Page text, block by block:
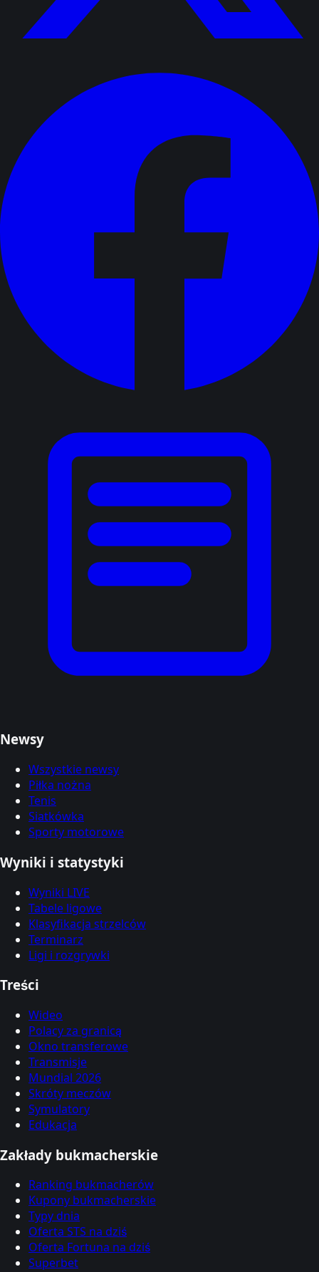
Newsy
Wszystkie newsy
Piłka nożna
Tenis
Siatkówka
Sporty motorowe
Wyniki i statystyki
Wyniki LIVE
Tabele ligowe
Klasyfikacja strzelców
Terminarz
Ligi i rozgrywki
Treści
Wideo
Polacy za granicą
Okno transferowe
Transmisje
Mundial 2026
Skróty meczów
Symulatory
Edukacja
Zakłady bukmacherskie
Ranking bukmacherów
Kupony bukmacherskie
Typy dnia
Oferta STS na dziś
Oferta Fortuna na dziś
Superbet